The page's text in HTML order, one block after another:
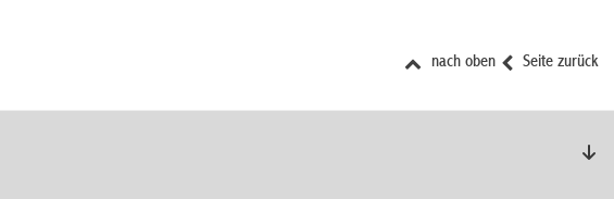
Seite zurück
nach oben